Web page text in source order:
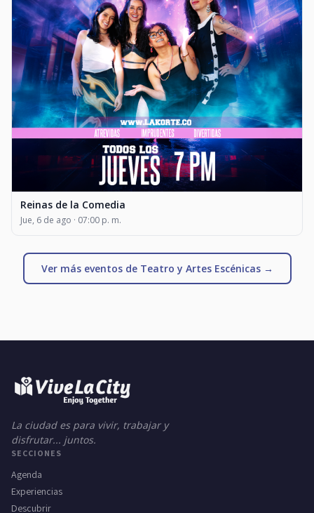
Reinas de la Comedia
Jue, 6 de ago · 07:00 p. m.
Ver más eventos de Teatro y Artes Escénicas →
La ciudad es para vivir, trabajar y
disfrutar... juntos.
SECCIONES
Agenda
Experiencias
Descubrir